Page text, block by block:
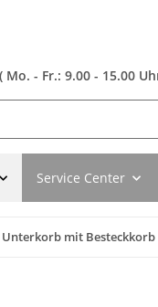
Mo. - Fr.: 9.00 - 15.00
Service Center
Unterkorb mit Besteckkorb